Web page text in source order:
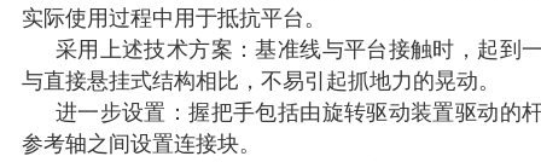
实际使用过程中用于抵抗平台。
采用上述技术方案：基准线与平台接触时，起到
与直接悬挂式结构相比，不易引起抓地力的晃动。
进一步设置：握把手包括由旋转驱动装置驱动的
参考轴之间设置连接块。